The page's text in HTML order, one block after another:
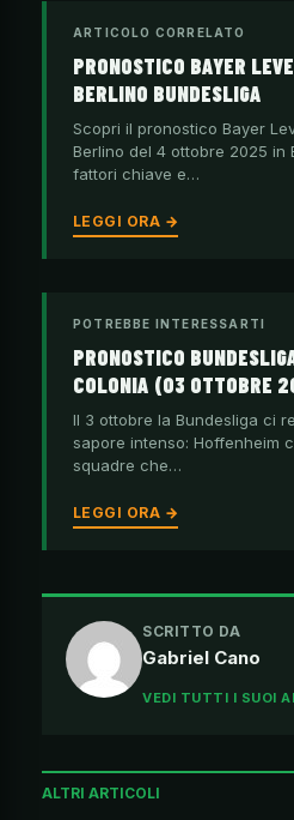
ARTICOLO CORRELATO
PRONOSTICO BAYER
BERLINO BUNDESLIGA
Scopri il pronostico Bayer
Berlino del 4 ottobre 2025 in
fattori chiave e…
LEGGI ORA →
POTREBBE INTERESSARTI
PRONOSTICO
COLONIA (03 OTTOBRE
Il 3 ottobre la Bundesliga ci
sapore intenso: Hoffenheim
squadre che…
LEGGI ORA →
SCRITTO DA
Gabriel Cano
VEDI TUTTI I SUOI
ALTRI ARTICOLI